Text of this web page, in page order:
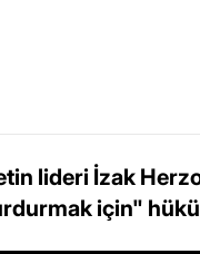
lideri İzak
için"